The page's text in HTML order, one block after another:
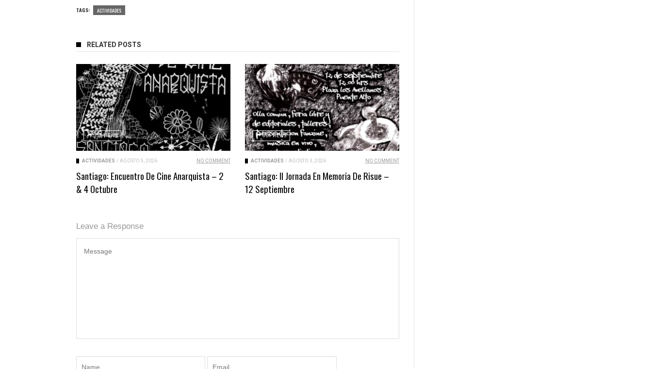
TAGS: ACTIVIDADES
RELATED POSTS
335 VIEWS
ACTIVIDADES / AGOSTO 5, 2026 NO COMMENT
Santiago: Encuentro De Cine Anarquista – 2
& 4 Octubre
304 VIEWS
ACTIVIDADES / AGOSTO 3, 2026 NO COMMENT
Santiago: II Jornada En Memoria De Risue –
12 Septiembre
Leave a Response